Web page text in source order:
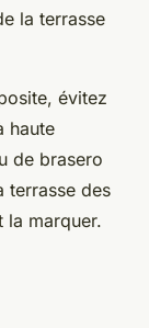
la terrasse
évitez
haute
de brasero
terrasse des
la marquer.